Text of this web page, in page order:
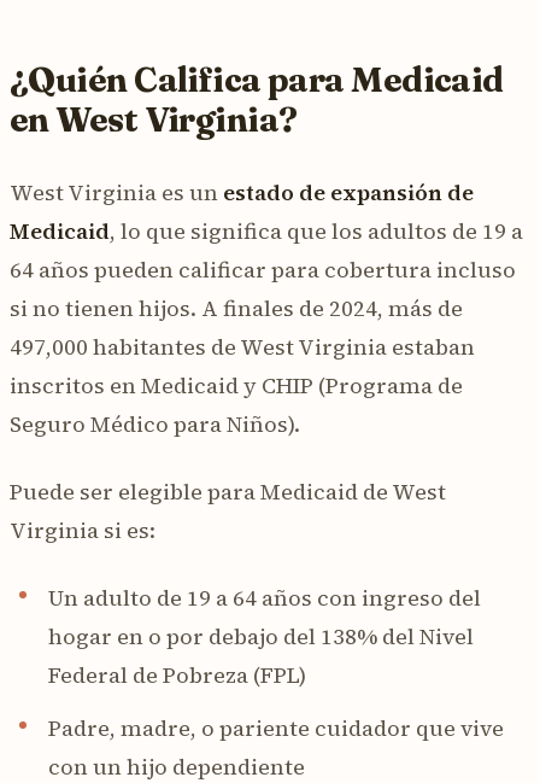
¿Quién Califica para Medicaid
en West Virginia?
West Virginia es un estado de expansión de
Medicaid, lo que significa que los adultos de 19 a
64 años pueden calificar para cobertura incluso
si no tienen hijos. A finales de 2024, más de
497,000 habitantes de West Virginia estaban
inscritos en Medicaid y CHIP (Programa de
Seguro Médico para Niños).
Puede ser elegible para Medicaid de West
Virginia si es:
Un adulto de 19 a 64 años con ingreso del
hogar en o por debajo del 138% del Nivel
Federal de Pobreza (FPL)
Padre, madre, o pariente cuidador que vive
con un hijo dependiente